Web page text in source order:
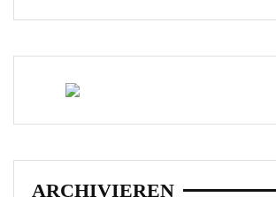
ARCHIVIEREN